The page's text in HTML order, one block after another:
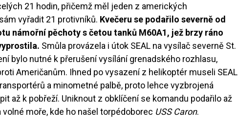
21 hodin, přičemž měl jeden z amerických
vyřadit 21 protivníků. Kvečeru se podařilo severně od
námořní pěchoty s četou tanků M60A1, jež brzy ráno
Smůla provázela i útok SEAL na vysílač severně St.
bylo nutné k přerušení vysílání grenadského rozhlasu,
Američanům. Ihned po vysazení z helikoptér museli SEAL
a minometné palbě, proto lehce vyzbrojená
až k pobřeží. Uniknout z obklíčení se komandu podařilo až
volné moře, kde ho našel torpédoborec USS Caron.